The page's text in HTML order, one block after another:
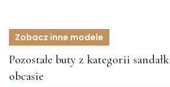
Zobacz inne modele
Pozostałe buty z kategorii
obcasie